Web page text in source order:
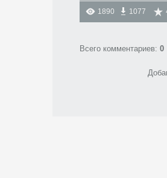
1890 1077
Всего комментариев: 0